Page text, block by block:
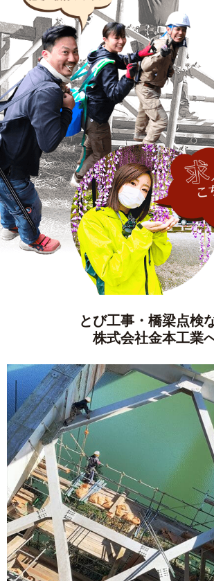
とび工事・橋梁点検
株式会社金本工業